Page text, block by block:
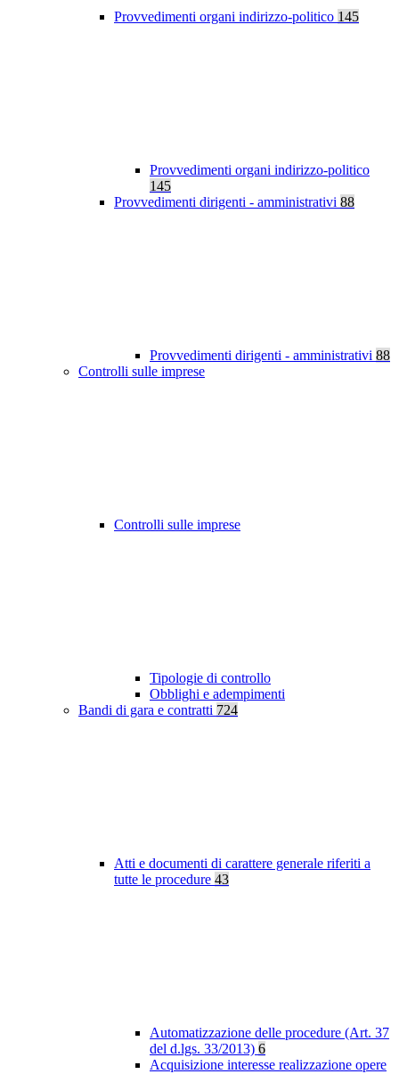
Provvedimenti organi indirizzo-politico 145
Provvedimenti organi indirizzo-politico
145
Provvedimenti dirigenti - amministrativi 88
Provvedimenti dirigenti - amministrativi 88
Controlli sulle imprese
Controlli sulle imprese
Tipologie di controllo
Obblighi e adempimenti
Bandi di gara e contratti 724
Atti e documenti di carattere generale riferiti a
tutte le procedure 43
Automatizzazione delle procedure (Art. 37
del d.lgs. 33/2013) 6
Acquisizione interesse realizzazione opere